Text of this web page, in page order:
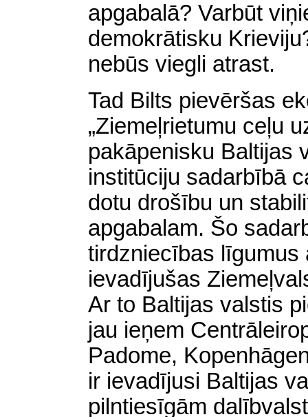
apgabalā? Varbūt
demokrātisku
nebūs viegli atrast.
Tad Bilts pievēršas
„Ziemeļrietumu ceļu
pakāpenisku Baltijas
institūciju sadarbībā
dotu drošību un
apgabalam. Šo
tirdzniecības līgumus
ievadījušas
Ar to Baltijas valstis
jau ieņem
Padome,
ir ievadījusi Baltijas
pilntiesīgām